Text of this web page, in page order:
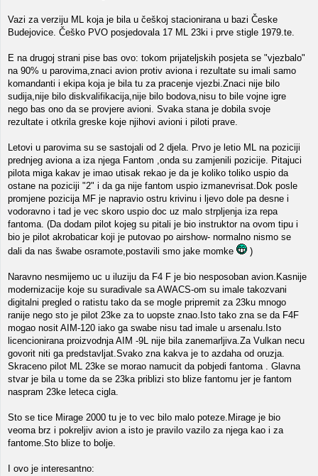
Vazi za verziju ML koja je bila u češkoj stacionirana u bazi Česke
Budejovice. Češko PVO posjedovala 17 ML 23ki i prve stigle 1979.te.
E na drugoj strani pise bas ovo: tokom prijateljskih posjeta se "vjezbalo"
na 90% u parovima,znaci avion protiv aviona i rezultate su imali samo
komandanti i ekipa koja je bila tu za pracenje vjezbi.Znaci nije bilo
sudija,nije bilo diskvalifikacija,nije bilo bodova,nisu to bile vojne igre
nego bas ono da se provjere avioni. Svaka stana je dobila svoje
rezultate i otkrila greske koje njihovi avioni i piloti prave.
Letovi u parovima su se sastojali od 2 djela. Prvo je letio ML na poziciji
prednjeg aviona a iza njega Fantom ,onda su zamjenili pozicije. Pitajuci
pilota miga kakav je imao utisak rekao je da je koliko toliko uspio da
ostane na poziciji "2" i da ga nije fantom uspio izmanevrisat.Dok posle
promjene pozicija MF je napravio ostru krivinu i ljevo dole pa desne i
vodoravno i tad je vec skoro uspio doc uz malo strpljenja iza repa
fantoma. (Da dodam pilot kojeg su pitali je bio instruktor na ovom tipu i
bio je pilot akrobaticar koji je putovao po airshow- normalno nismo se
dali da nas šwabe osramote,postavili smo jake momke
)
Naravno nesmijemo uc u iluziju da F4 F je bio nesposoban avion.Kasnije
modernizacije koje su suradivale sa AWACS-om su imale takozvani
digitalni pregled o ratistu tako da se mogle pripremit za 23ku mnogo
ranije nego sto je pilot 23ke za to uopste znao.Isto tako zna se da F4F
mogao nosit AIM-120 iako ga swabe nisu tad imale u arsenalu.Isto
licencionirana proizvodnja AIM -9L nije bila zanemarljiva.Za Vulkan necu
govorit niti ga predstavljat.Svako zna kakva je to azdaha od oruzja.
Skraceno pilot ML 23ke se morao namucit da pobjedi fantoma . Glavna
stvar je bila u tome da se 23ka priblizi sto blize fantomu jer je fantom
naspram 23ke leteca cigla.
Sto se tice Mirage 2000 tu je to vec bilo malo poteze.Mirage je bio
veoma brz i pokreljiv avion a isto je pravilo vazilo za njega kao i za
fantome.Sto blize to bolje.
I ovo je interesantno: